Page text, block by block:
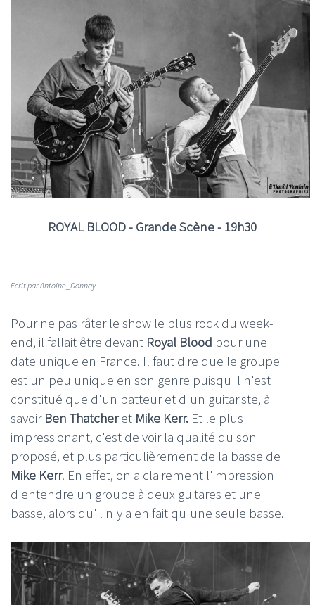
ROYAL BLOOD - Grande Scène - 19h30
Ecrit par Antoine_Donnay
Pour ne pas râter le show le plus rock du week-
end, il fallait être devant Royal Blood pour une
date unique en France. Il faut dire que le groupe
est un peu unique en son genre puisqu'il n'est
constitué que d'un batteur et d'un guitariste, à
savoir Ben Thatcheret Mike Kerr. Et le plus
impressionant, c'est de voir la qualité du son
proposé, et plus particulièrement de la basse de
Mike Kerr. En effet, on a clairement l'impression
d'entendre un groupe à deux guitares et une
basse, alors qu'il n'y a en fait qu'une seule basse.